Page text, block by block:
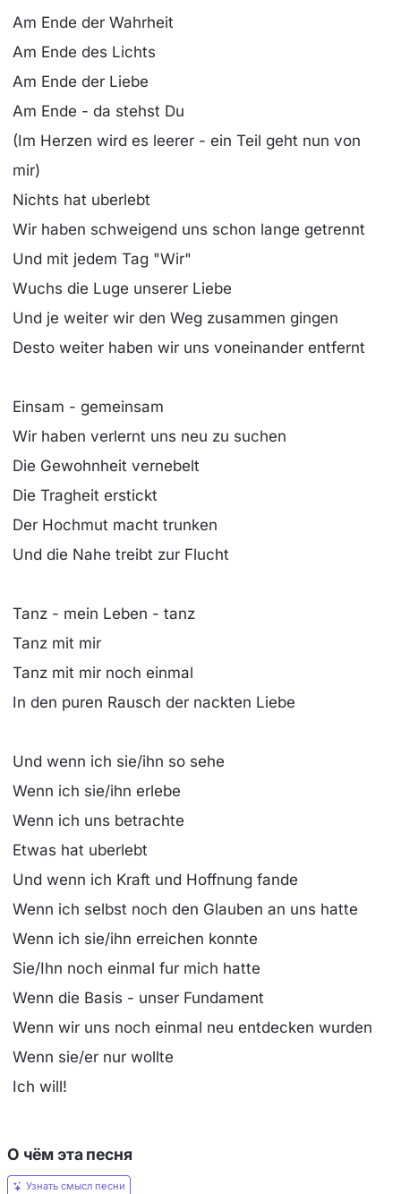
Am Ende der Wahrheit
Am Ende des Lichts
Am Ende der Liebe
Am Ende - da stehst Du
(Im Herzen wird es leerer - ein Teil geht nun von
mir)
Nichts hat uberlebt
Wir haben schweigend uns schon lange getrennt
Und mit jedem Tag "Wir"
Wuchs die Luge unserer Liebe
Und je weiter wir den Weg zusammen gingen
Desto weiter haben wir uns voneinander entfernt
Einsam - gemeinsam
Wir haben verlernt uns neu zu suchen
Die Gewohnheit vernebelt
Die Tragheit erstickt
Der Hochmut macht trunken
Und die Nahe treibt zur Flucht
Tanz - mein Leben - tanz
Tanz mit mir
Tanz mit mir noch einmal
In den puren Rausch der nackten Liebe
Und wenn ich sie/ihn so sehe
Wenn ich sie/ihn erlebe
Wenn ich uns betrachte
Etwas hat uberlebt
Und wenn ich Kraft und Hoffnung fande
Wenn ich selbst noch den Glauben an uns hatte
Wenn ich sie/ihn erreichen konnte
Sie/Ihn noch einmal fur mich hatte
Wenn die Basis - unser Fundament
Wenn wir uns noch einmal neu entdecken wurden
Wenn sie/er nur wollte
Ich will!
О чём эта песня
Узнать смысл песни